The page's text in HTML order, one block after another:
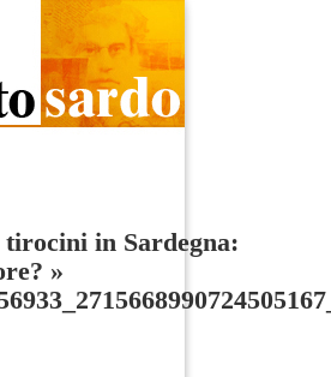
tirocini in Sardegna:
»